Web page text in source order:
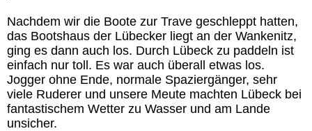
Nachdem wir die Boote zur Trave geschleppt hatten,
das Bootshaus der Lübecker liegt an der Wankenitz,
ging es dann auch los. Durch Lübeck zu paddeln ist
einfach nur toll. Es war auch überall etwas los.
Jogger ohne Ende, normale Spaziergänger, sehr
viele Ruderer und unsere Meute machten Lübeck bei
fantastischem Wetter zu Wasser und am Lande
unsicher.